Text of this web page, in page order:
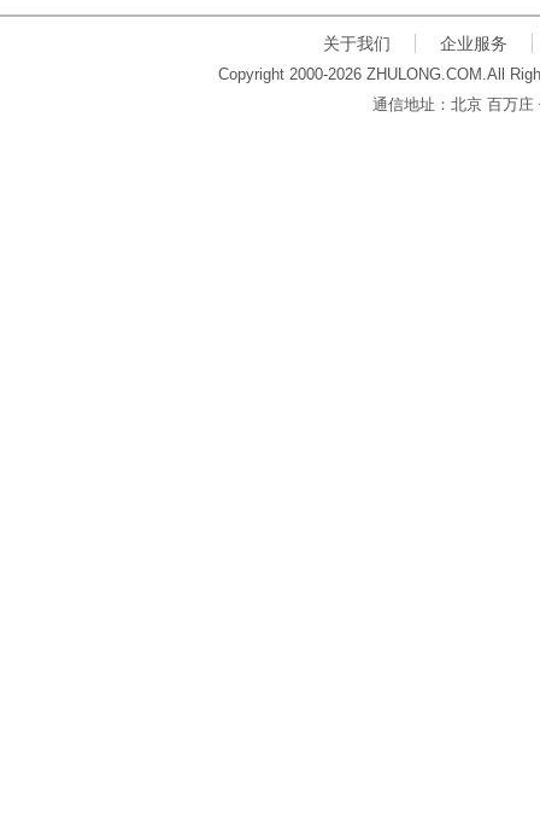
关于我们 企业服务
Copyright 2000-2026 ZHULONG.COM.All
通信地址：北京 百万